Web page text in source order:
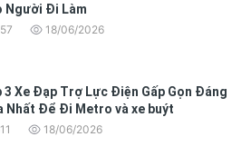
Người Đi Làm
18/06/2026
3 Xe Đạp Trợ Lực Điện Gấp Gọn Đáng
Nhất Để Đi Metro và xe buýt
18/06/2026